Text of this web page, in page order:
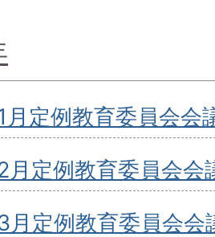
定例教育委員会会
定例教育委員会会
月定例教育委員会会